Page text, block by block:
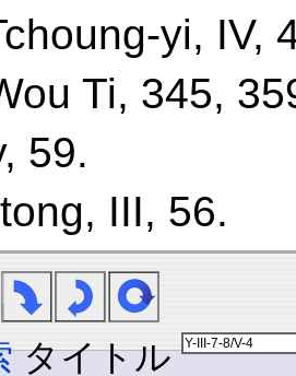
yi, IV,
Ti, 345,
59.
III, 56.
タイトル